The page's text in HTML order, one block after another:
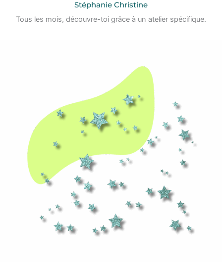
Stéphanie Christine
Tous les mois, découvre-toi grâce à un atelier spécifique.